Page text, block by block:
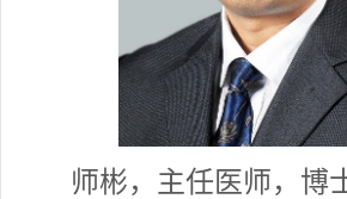
师彬，主任医师，博